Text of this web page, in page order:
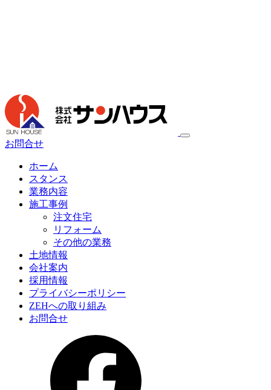
お問合せ
ホーム
スタンス
業務内容
施工事例
注文住宅
リフォーム
その他の業務
土地情報
会社案内
採用情報
プライバシーポリシー
ZEHへの取り組み
お問合せ